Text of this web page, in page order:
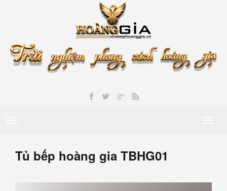
Tủ bếp hoàng gia TBHG01